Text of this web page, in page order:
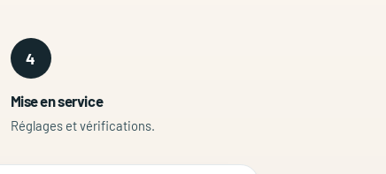
4
Mise en service
Réglages et vérifications.